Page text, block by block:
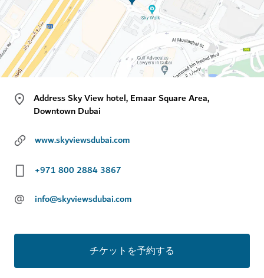
Address Sky View hotel, Emaar Square Area,
Downtown Dubai
www.skyviewsdubai.com
+971 800 2884 3867
@ info@skyviewsdubai.com
チケットを予約する